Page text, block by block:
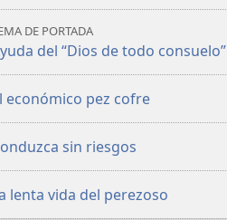
DE PORTADA
del “Dios de todo consuelo”
económico pez cofre
sin riesgos
lenta vida del perezoso